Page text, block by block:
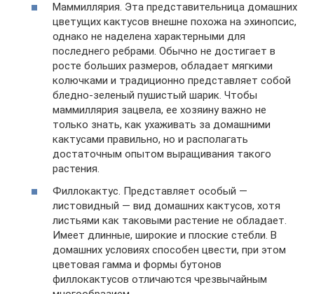
Маммиллярия. Эта представительница домашних
цветущих кактусов внешне похожа на эхинопсис,
однако не наделена характерными для
последнего ребрами. Обычно не достигает в
росте больших размеров, обладает мягкими
колючками и традиционно представляет собой
бледно-зеленый пушистый шарик. Чтобы
маммиллярия зацвела, ее хозяину важно не
только знать, как ухаживать за домашними
кактусами правильно, но и располагать
достаточным опытом выращивания такого
растения.
Филлокактус. Представляет особый —
листовидный — вид домашних кактусов, хотя
листьями как таковыми растение не обладает.
Имеет длинные, широкие и плоские стебли. В
домашних условиях способен цвести, при этом
цветовая гамма и формы бутонов
филлокактусов отличаются чрезвычайным